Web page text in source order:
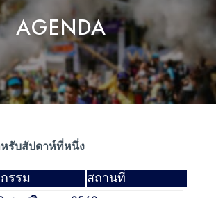
AGENDA
รับสัปดาห์ที่หนึ่ง
รรม สถานที่